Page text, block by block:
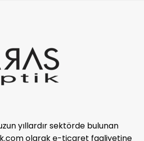
yıllardır sektörde bulunan
olarak e-ticaret faaliyetine